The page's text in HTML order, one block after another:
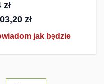
zł
zł
jak będzie